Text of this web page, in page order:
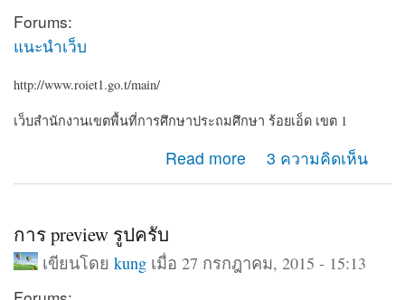
Forums:
แนะนำเว็บ
http://www.roiet1.go.t/main/
เว็บสำนักงานเขตพื้นที่การศึกษาประถมศึกษา ร้อยเอ็ด เขต 1
Read more 3 ความคิดเห็น
การ preview รูปครับ
เขียนโดย kungเมื่อ 27 กรกฎาคม, 2015 - 15:13